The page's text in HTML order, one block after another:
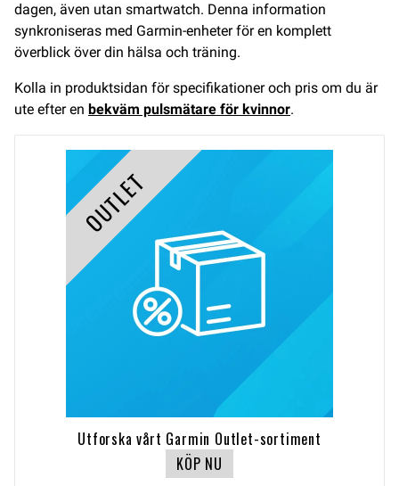
dagen, även utan smartwatch. Denna information
synkroniseras med Garmin-enheter för en komplett
överblick över din hälsa och träning.
Kolla in produktsidan för specifikationer och pris om du är
ute efter en bekväm pulsmätare för kvinnor.
OUTLET
Utforska vårt Garmin Outlet-sortiment
KÖP NU